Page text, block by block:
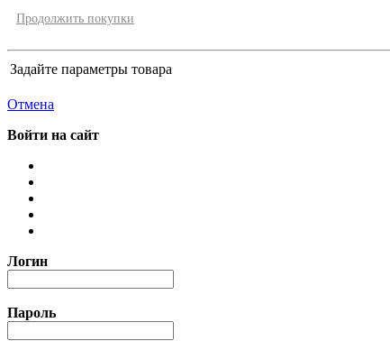
Продолжить покупки
Задайте параметры товара
Отмена
Войти на сайт
Логин
Пароль